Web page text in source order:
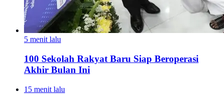
5 menit lalu
100 Sekolah Rakyat Baru Siap Beroperasi
Akhir Bulan Ini
15 menit lalu